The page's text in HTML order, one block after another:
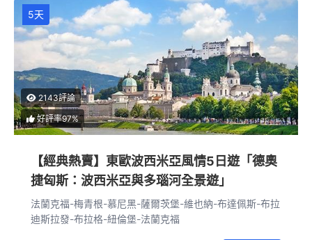
5天
2143評論
好評率97%
【經典熱賣】東歐波西米亞風情5日遊「德奧
捷匈斯：波西米亞與多瑙河全景遊」
法蘭克福-梅青根-慕尼黑-薩爾茨堡-維也納-布達佩斯-布拉
迪斯拉發-布拉格-紐倫堡-法蘭克福